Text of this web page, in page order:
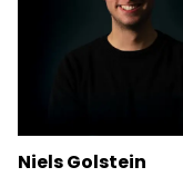
Niels Golstein